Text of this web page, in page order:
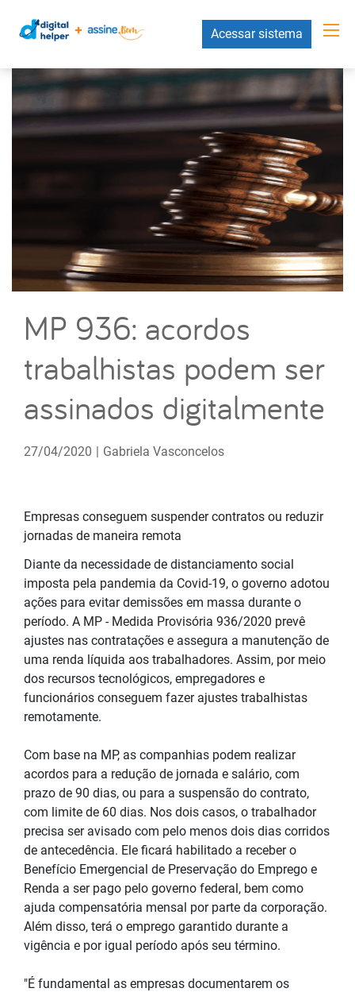
Acessar sistema
MP 936: acordos
trabalhistas podem ser
assinados digitalmente
27/04/2020 | Gabriela Vasconcelos
Empresas conseguem suspender contratos ou reduzir
jornadas de maneira remota
Diante da necessidade de distanciamento social
imposta pela pandemia da Covid-19, o governo adotou
ações para evitar demissões em massa durante o
período. A MP - Medida Provisória 936/2020 prevê
ajustes nas contratações e assegura a manutenção de
uma renda líquida aos trabalhadores. Assim, por meio
dos recursos tecnológicos, empregadores e
funcionários conseguem fazer ajustes trabalhistas
remotamente.
Com base na MP, as companhias podem realizar
acordos para a redução de jornada e salário, com
prazo de 90 dias, ou para a suspensão do contrato,
com limite de 60 dias. Nos dois casos, o trabalhador
precisa ser avisado com pelo menos dois dias corridos
de antecedência. Ele ficará habilitado a receber o
Benefício Emergencial de Preservação do Emprego e
Renda a ser pago pelo governo federal, bem como
ajuda compensatória mensal por parte da corporação.
Além disso, terá o emprego garantido durante a
vigência e por igual período após seu término.
"É fundamental as empresas documentarem os